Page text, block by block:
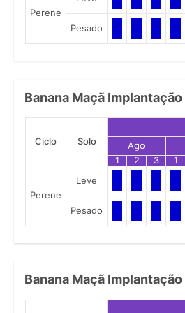
Perene
Pesado
Banana Maçã
Ciclo Solo Ago
1
2 3 1
Perene
Leve
Pesado
Banana Maçã